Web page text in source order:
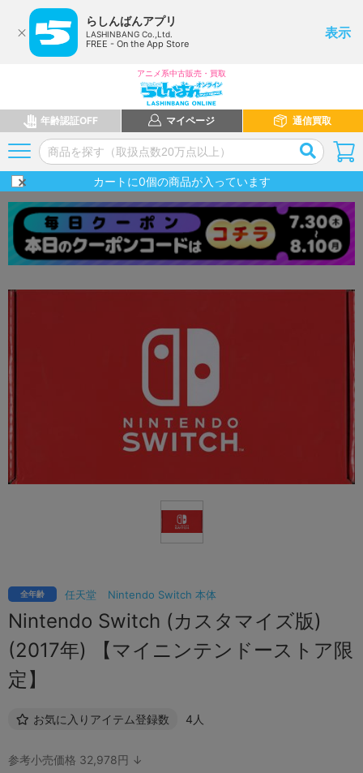
らしんばんアプリ
LASHINBANG Co.,Ltd.
FREE - On the App Store
表示
アニメ系中古販売・買取
年齢認証OFF マイページ 通信買取
カートに0個の商品が入っています
任天堂 Nintendo Switch 本体
全年齢
Nintendo Switch (カスタマイズ版)
(2017年) 【マイニンテンドーストア限
定】
お気に入りアイテム登録数 4人
参考小売価格 32,978円 ↓